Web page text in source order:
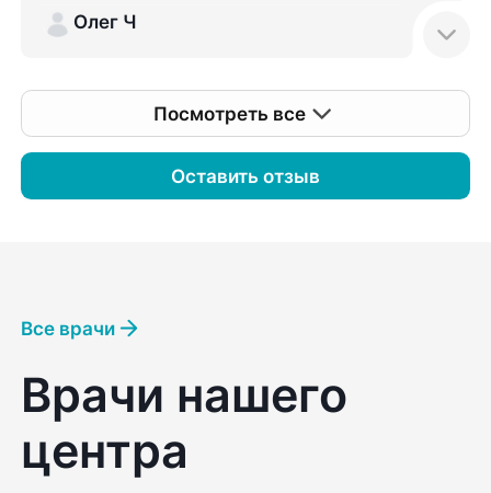
Оставить отзыв
Олег Ч
Посмотреть все
Все врачи
Врачи нашего
центра